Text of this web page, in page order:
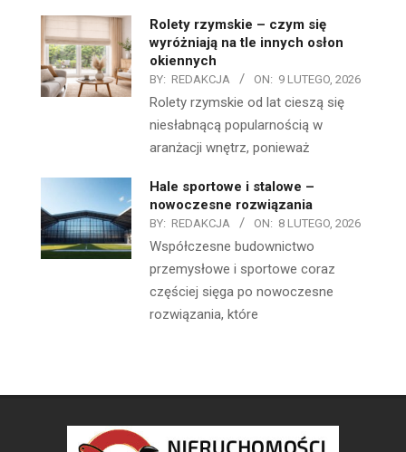
Rolety rzymskie – czym się
wyróżniają na tle innych osłon
okiennych
BY: REDAKCJA ON: 9 LUTEGO, 2026
Rolety rzymskie od lat cieszą się
niesłabnącą popularnością w
aranżacji wnętrz, ponieważ
Hale sportowe i stalowe –
nowoczesne rozwiązania
BY: REDAKCJA ON: 8 LUTEGO, 2026
Współczesne budownictwo
przemysłowe i sportowe coraz
częściej sięga po nowoczesne
rozwiązania, które